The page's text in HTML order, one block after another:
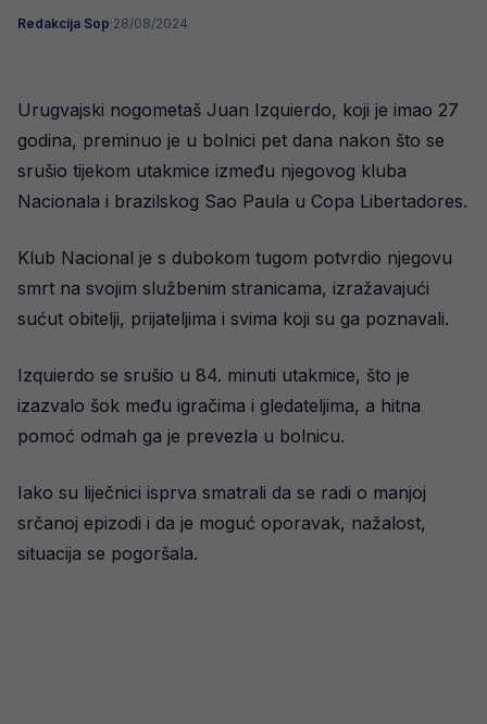
Redakcija Sop·28/08/2024
Urugvajski nogometaš Juan Izquierdo, koji je imao 27
godina, preminuo je u bolnici pet dana nakon što se
srušio tijekom utakmice između njegovog kluba
Nacionala i brazilskog Sao Paula u Copa Libertadores.
Klub Nacional je s dubokom tugom potvrdio njegovu
smrt na svojim službenim stranicama, izražavajući
sućut obitelji, prijateljima i svima koji su ga poznavali.
Izquierdo se srušio u 84. minuti utakmice, što je
izazvalo šok među igračima i gledateljima, a hitna
pomoć odmah ga je prevezla u bolnicu.
Iako su liječnici isprva smatrali da se radi o manjoj
srčanoj epizodi i da je moguć oporavak, nažalost,
situacija se pogoršala.